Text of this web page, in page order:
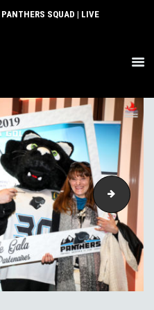
PANTHERS SQUAD | LIVE
267-2